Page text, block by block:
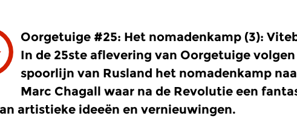
Oorgetuige #25: Het nomadenkamp (3):
In de 25ste aflevering van Oorgetuige
spoorlijn van Rusland het nomadenkamp
Marc Chagall waar na de Revolutie een
artistieke ideeën en vernieuwingen.